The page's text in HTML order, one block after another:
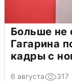
Больше не
Гагарина
кадры с
6 августа 317